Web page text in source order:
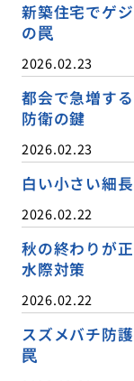
新築住宅でゲ
の罠
2026.02.23
都会で急増す
防衛の鍵
2026.02.23
白い小さい細
2026.02.22
秋の終わりが
水際対策
2026.02.22
スズメバチ防
罠